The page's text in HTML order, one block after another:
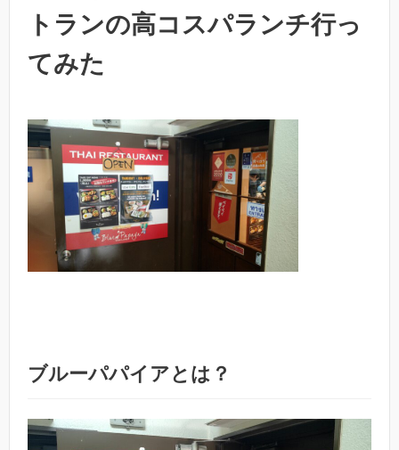
トランの高コスパランチ行っ
てみた
ブルーパパイアとは？